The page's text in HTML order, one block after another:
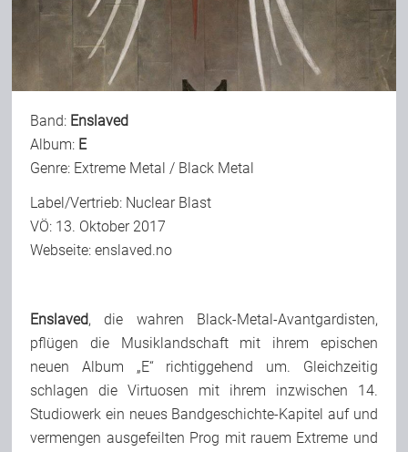
Bild-Archiv
Musik
Alles andere
Kontakt
Team
Band: Enslaved
Album: E
Genre: Extreme Metal / Black Metal
Label/Vertrieb: Nuclear Blast
VÖ: 13. Oktober 2017
Webseite:enslaved.no
Enslaved, die wahren Black-Metal-Avantgardisten,
pflügen die Musiklandschaft mit ihrem epischen
neuen Album „E“ richtiggehend um. Gleichzeitig
schlagen die Virtuosen mit ihrem inzwischen 14.
Studiowerk ein neues Bandgeschichte-Kapitel auf und
vermengen ausgefeilten Prog mit rauem Extreme und